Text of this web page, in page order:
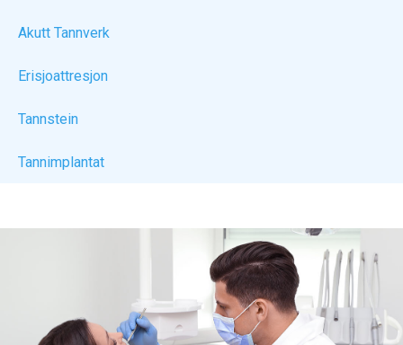
Akutt Tannverk
Erisjoattresjon
Tannstein
Tannimplantat